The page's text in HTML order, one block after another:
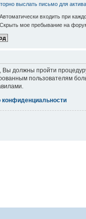
выслать письмо для
Автоматически входить при
Скрыть мое пребывание на
должны пройти
пользователям